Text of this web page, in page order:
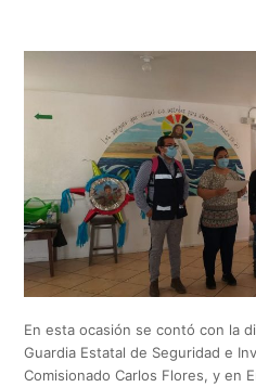
En esta ocasión se contó con la
Guardia Estatal de Seguridad e
Comisionado Carlos Flores, y en